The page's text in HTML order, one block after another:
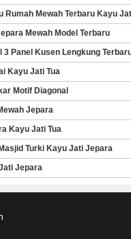
Rumah Mewah Terbaru Kayu
Mewah Model Terbaru
3 Panel Kusen Lengkung
Kayu Jati Tua
Motif Diagonal
Jepara
Kayu Jati Tua
Turki Kayu Jati Jepara
Jepara